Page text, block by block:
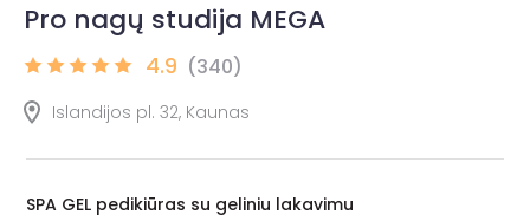
Pro nagų studija MEGA
4.9 (340)
Islandijos pl. 32, Kaunas
SPA GEL pedikiūras su geliniu lakavimu